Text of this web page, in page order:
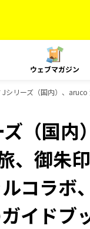
ウェブマガジン
シリーズ（国内）、aruco
（国
御朱
コラボ
イドブ